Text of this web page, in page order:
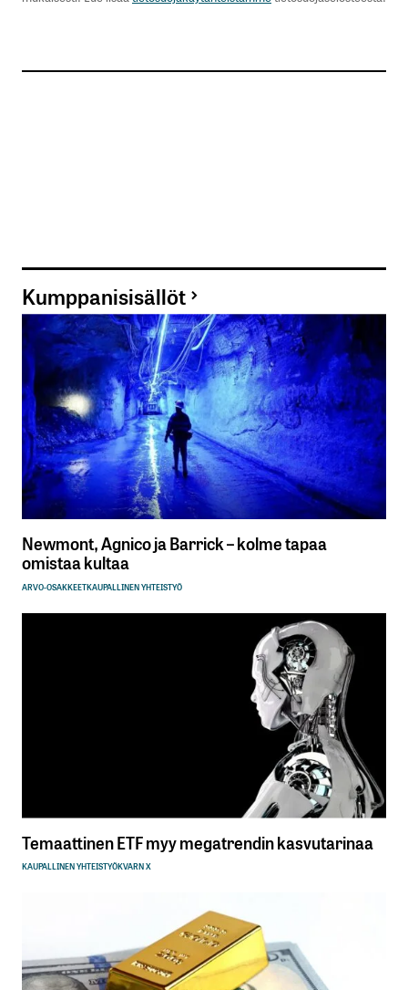
Kumppanisisällöt
Newmont, Agnico ja Barrick – kolme tapaa
omistaa kultaa
ARVO-OSAKKEETKAUPALLINEN YHTEISTYÖ
Temaattinen ETF myy megatrendin kasvutarinaa
KAUPALLINEN YHTEISTYÖKVARN X